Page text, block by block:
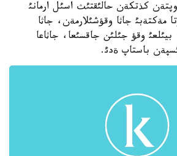
كذتكةن حالئقتئث اسئل ارمانئ
مةكتةبئ جاثا وقؤشئلارمةن، جاثا
وقؤ جئلئن جاقسئعا، جاثاعا
باستاپ ةدئ.